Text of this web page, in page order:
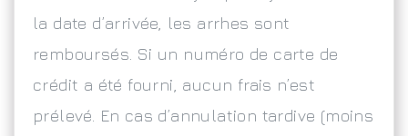
la date d’arrivée, les arrhes sont
remboursés. Si un numéro de carte de
crédit a été fourni, aucun frais n’est
prélevé. En cas d’annulation tardive (moins